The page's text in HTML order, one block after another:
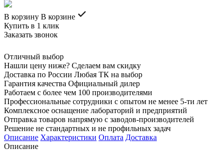
В корзину В корзине
Купить в 1 клик
Заказать звонок
Отличный выбор
Нашли цену ниже? Сделаем вам скидку
Доставка по России Любая ТК на выбор
Гарантия качества Официальный дилер
Работаем с более чем 100 производителями
Профессиональные сотрудники с опытом не менее 5-ти лет
Комплексное оснащение лабораторий и предприятий
Отправка товаров напрямую с заводов-производителей
Решение не стандартных и не профильных задач
Описание Характеристики Оплата Доставка
Описание